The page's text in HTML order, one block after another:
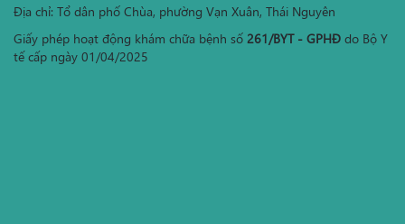
Địa chỉ: Tổ dân phố Chùa, phường Vạn Xuân, Thái Nguyên
Giấy phép hoạt động khám chữa bệnh số 261/BYT - GPHĐ do Bộ Y
tế cấp ngày 01/04/2025